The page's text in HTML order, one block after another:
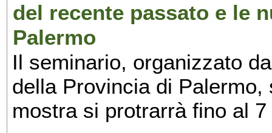
del recente passato e le
Palermo
Il seminario, organizzato
della Provincia di
mostra si protrarrà fino al